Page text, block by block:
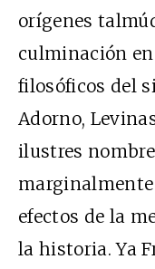
orígenes
culminación
filosóficos del
Adorno,
ilustres
efectos de la
la historia. Ya